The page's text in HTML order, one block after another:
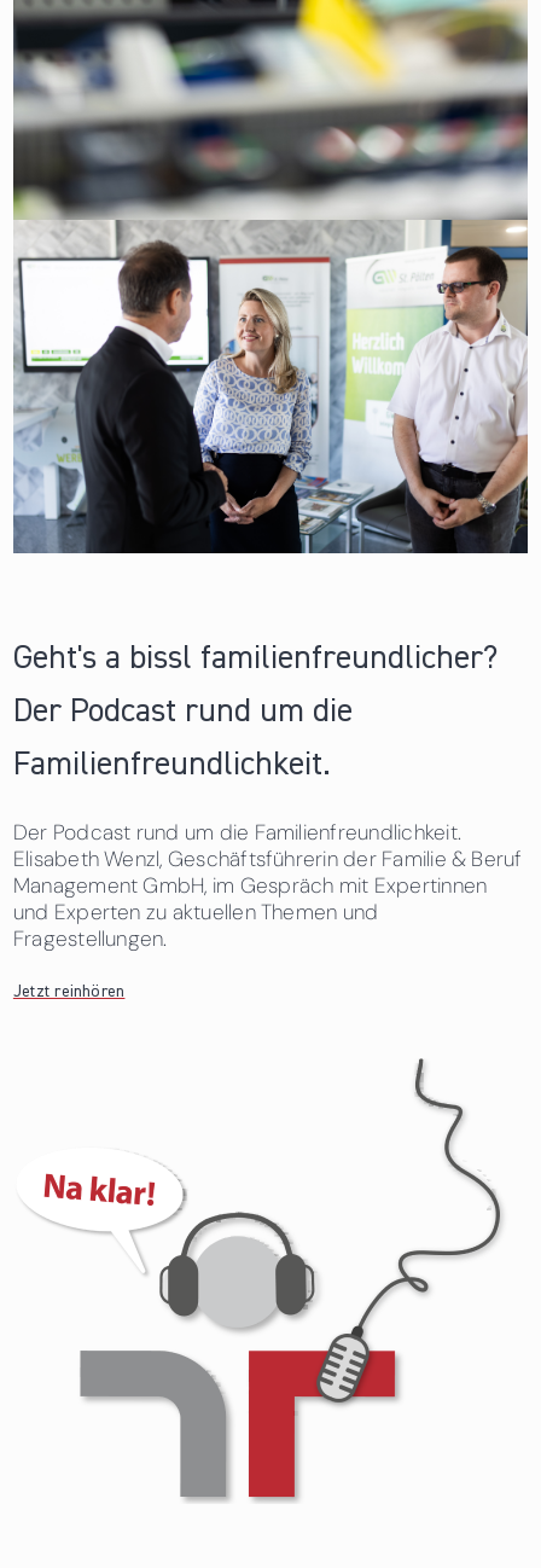
Geht's a bissl familienfreundlicher?
Der Podcast rund um die
Familienfreundlichkeit.
Der Podcast rund um die Familienfreundlichkeit.
Elisabeth Wenzl, Geschäftsführerin der Familie & Beruf
Management GmbH, im Gespräch mit Expertinnen
und Experten zu aktuellen Themen und
Fragestellungen.
Jetzt reinhören